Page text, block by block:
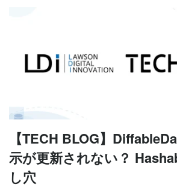
【TECH BLOG】
示が更新されない？
し穴